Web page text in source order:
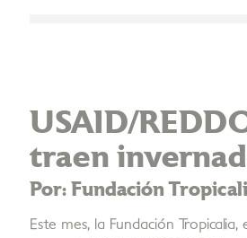
USAID/
traen
Por: Fundación
Este mes, la Fundación Tropicalia,